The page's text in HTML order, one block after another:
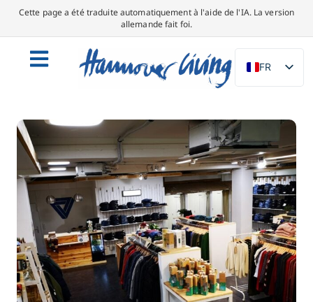
Cette page a été traduite automatiquement à l'aide de l'IA. La version
allemande fait foi.
FR
DE
PL
ES
IT
DA
SV
PT
TR